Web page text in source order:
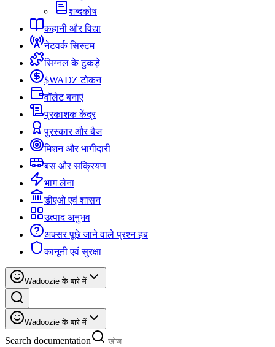
शब्दकोष
कहानी और विद्या
नेटवर्क सिस्टम
सिग्नल के टुकड़े
$WADZ टोकन
वॉलेट बनाएं
प्रकाशक केंद्र
पुरस्कार और बैज
मिशन और भागीदारी
बस और सक्रियण
भाग लेना
डीएओ एवं शासन
उत्पाद अनुभव
अक्सर पूछे जाने वाले प्रश्न हब
कानूनी एवं सुरक्षा
Wadoozie के बारे में
Wadoozie के बारे में
Search documentation